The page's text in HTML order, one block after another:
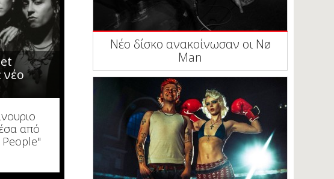
νέο
από
People"
Νέο δίσκο ανακοίνωσαν οι Nø
Man